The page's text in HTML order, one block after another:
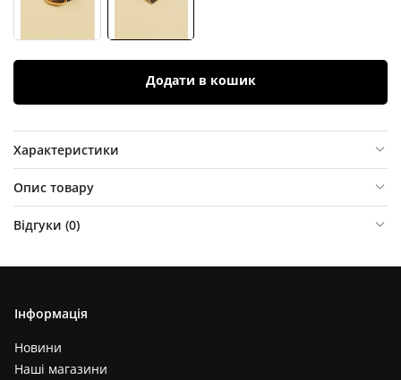
Додати в кошик
Характеристики
Опис товару
Відгуки (0)
Інформація
Новини
Наші магазини